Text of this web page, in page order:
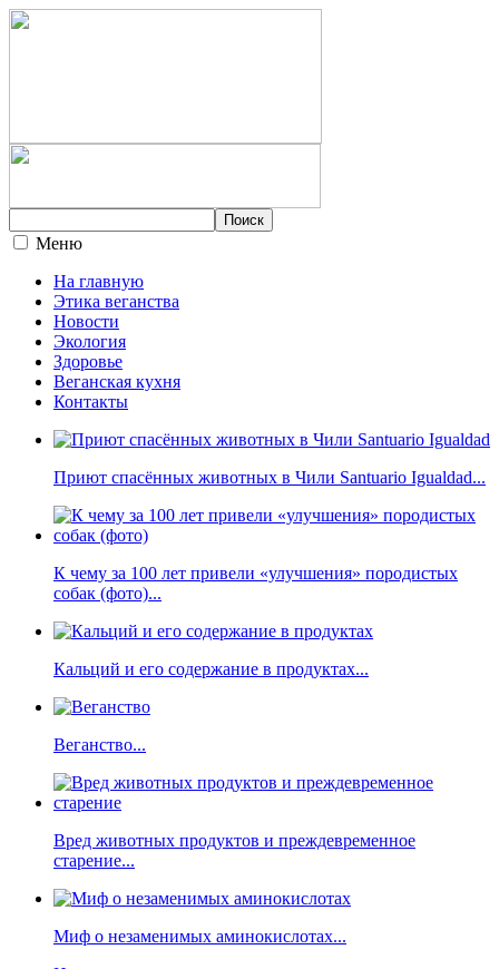
Меню
На главную
Этика веганства
Новости
Экология
Здоровье
Веганская кухня
Контакты
Приют спасённых животных в Чили Santuario Igualdad...
К чему за 100 лет привели «улучшения» породистых
собак (фото)...
Кальций и его содержание в продуктах...
Веганство...
Вред животных продуктов и преждевременное
старение...
Миф о незаменимых аминокислотах...